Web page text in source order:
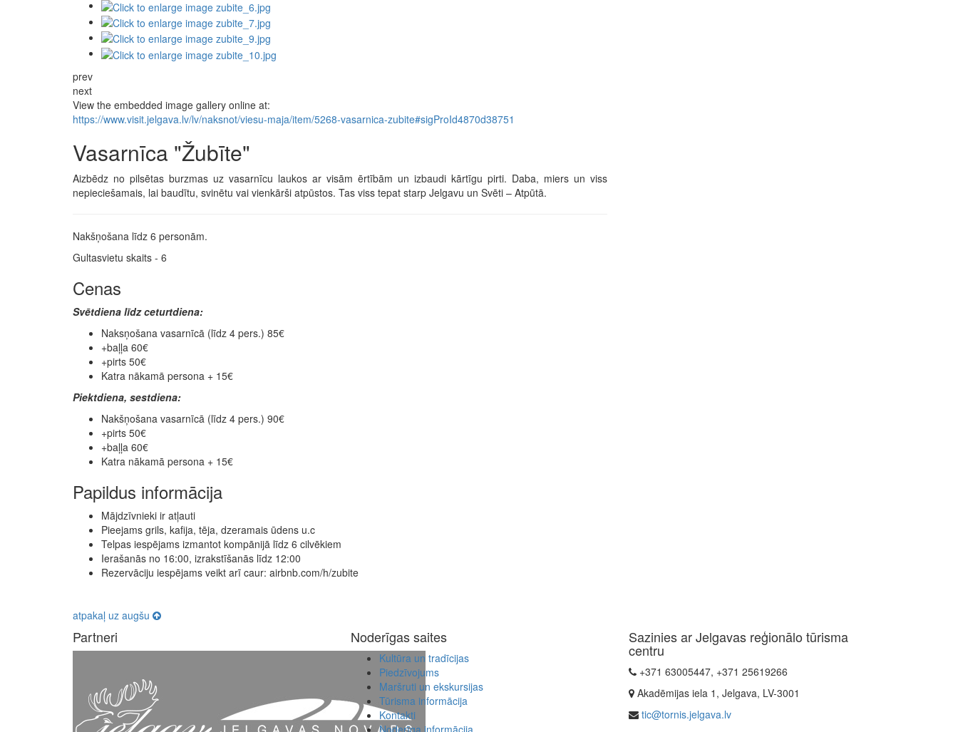
prev
next
View the embedded image gallery online at:
https://www.visit.jelgava.lv/lv/naksnot/viesu-maja/item/5268-vasarnica-zubite#sigProId4870d38751
Vasarnīca "Žubīte"
Aizbēdz no pilsētas burzmas uz vasarnīcu laukos ar visām ērtībām un izbaudi kārtīgu pirti. Daba, miers un viss
nepieciešamais, lai baudītu, svinētu vai vienkārši atpūstos. Tas viss tepat starp Jelgavu un Svēti – Atpūtā.
Nakšņošana līdz 6 personām.
Gultasvietu skaits - 6
Cenas
Svētdiena līdz ceturtdiena:
Naksņošana vasarnīcā (līdz 4 pers.) 85€
+baļļa 60€
+pirts 50€
Katra nākamā persona + 15€
Piektdiena, sestdiena:
Nakšņošana vasarnīcā (līdz 4 pers.) 90€
+pirts 50€
+baļļa 60€
Katra nākamā persona + 15€
Papildus informācija
Mājdzīvnieki ir atļauti
Pieejams grils, kafija, tēja, dzeramais ūdens u.c
Telpas iespējams izmantot kompānijā līdz 6 cilvēkiem
Ierašanās no 16:00, izrakstīšanās līdz 12:00
Rezervāciju iespējams veikt arī caur: airbnb.com/h/zubite
atpakaļ uz augšu
Partneri Noderīgas saites
Kultūra un tradīcijas
Piedzīvojums
Maršruti un ekskursijas
Tūrisma informācija
Kontakti
Noderīga informācija
Sazinies ar Jelgavas reģionālo tūrisma
centru
+371 63005447, +371 25619266
Akadēmijas iela 1, Jelgava, LV-3001
tic@tornis.jelgava.lv